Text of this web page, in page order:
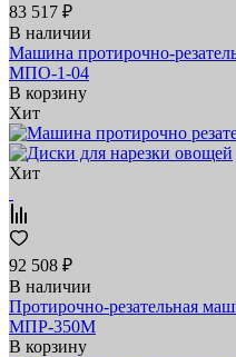
83 517 ₽
В наличии
Машина протирочно-
МПО-1-04
В корзину
Хит
Хит
92 508 ₽
В наличии
Протирочно-резательная
МПР-350М
В корзину